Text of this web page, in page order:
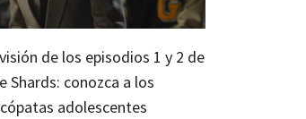
de los episodios 1 y 2 de
Shards: conozca a los
adolescentes